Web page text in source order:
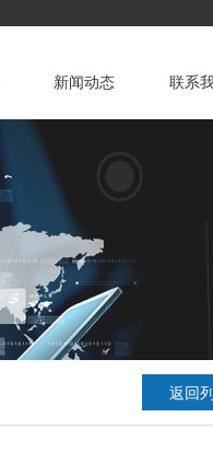
新闻动态 联系
返回